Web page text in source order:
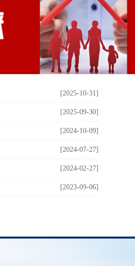
[2025-10-31]
[2025-09-30]
[2024-10-09]
[2024-07-27]
[2024-02-27]
[2023-09-06]